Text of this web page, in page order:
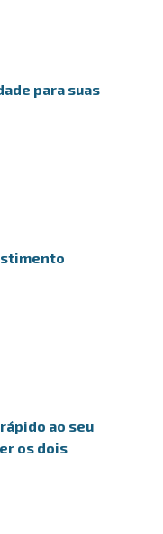
para suas
ao seu
os dois